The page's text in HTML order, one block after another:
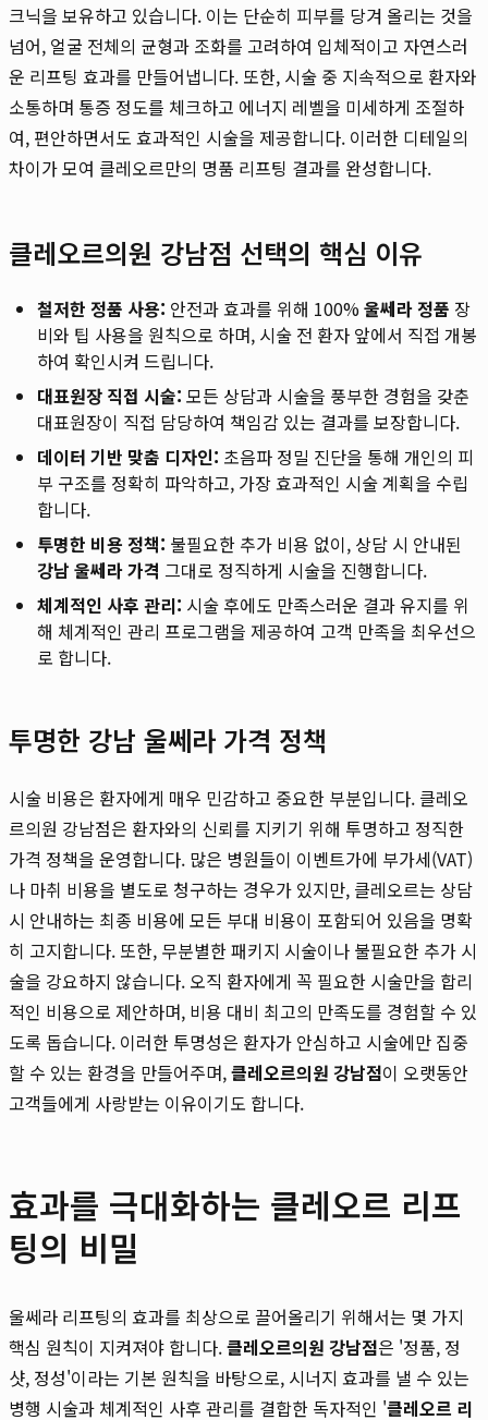
크닉을 보유하고 있습니다. 이는 단순히 피부를 당겨 올리는 것을
넘어, 얼굴 전체의 균형과 조화를 고려하여 입체적이고 자연스러
운 리프팅 효과를 만들어냅니다. 또한, 시술 중 지속적으로 환자와
소통하며 통증 정도를 체크하고 에너지 레벨을 미세하게 조절하
여, 편안하면서도 효과적인 시술을 제공합니다. 이러한 디테일의
차이가 모여 클레오르만의 명품 리프팅 결과를 완성합니다.
클레오르의원 강남점 선택의 핵심 이유
철저한 정품 사용: 안전과 효과를 위해 100%울쎄라 정품 장
비와 팁 사용을 원칙으로 하며, 시술 전 환자 앞에서 직접 개봉
하여 확인시켜 드립니다.
대표원장 직접 시술: 모든 상담과 시술을 풍부한 경험을 갖춘
대표원장이 직접 담당하여 책임감 있는 결과를 보장합니다.
데이터 기반 맞춤 디자인: 초음파 정밀 진단을 통해 개인의 피
부 구조를 정확히 파악하고, 가장 효과적인 시술 계획을 수립
합니다.
투명한 비용 정책: 불필요한 추가 비용 없이, 상담 시 안내된
강남 울쎄라 가격 그대로 정직하게 시술을 진행합니다.
체계적인 사후 관리: 시술 후에도 만족스러운 결과 유지를 위
해 체계적인 관리 프로그램을 제공하여 고객 만족을 최우선으
로 합니다.
투명한 강남 울쎄라 가격 정책
시술 비용은 환자에게 매우 민감하고 중요한 부분입니다. 클레오
르의원 강남점은 환자와의 신뢰를 지키기 위해 투명하고 정직한
가격 정책을 운영합니다. 많은 병원들이 이벤트가에 부가세(VAT)
나 마취 비용을 별도로 청구하는 경우가 있지만, 클레오르는 상담
시 안내하는 최종 비용에 모든 부대 비용이 포함되어 있음을 명확
히 고지합니다. 또한, 무분별한 패키지 시술이나 불필요한 추가 시
술을 강요하지 않습니다. 오직 환자에게 꼭 필요한 시술만을 합리
적인 비용으로 제안하며, 비용 대비 최고의 만족도를 경험할 수 있
도록 돕습니다. 이러한 투명성은 환자가 안심하고 시술에만 집중
할 수 있는 환경을 만들어주며,클레오르의원 강남점이 오랫동안
고객들에게 사랑받는 이유이기도 합니다.
효과를 극대화하는 클레오르 리프
팅의 비밀
울쎄라 리프팅의 효과를 최상으로 끌어올리기 위해서는 몇 가지
핵심 원칙이 지켜져야 합니다.클레오르의원 강남점은 '정품, 정
샷, 정성'이라는 기본 원칙을 바탕으로, 시너지 효과를 낼 수 있는
병행 시술과 체계적인 사후 관리를 결합한 독자적인 '클레오르 리